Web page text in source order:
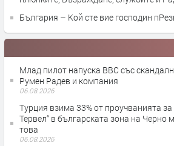
България – Кой сте вие господин
Млад пилот напуска ВВС със
Румен Радев и компания
06.08.2026
Турция взима 33% от проучванията за
Тервел“ в българската зона на Черно
това
06.08.2026